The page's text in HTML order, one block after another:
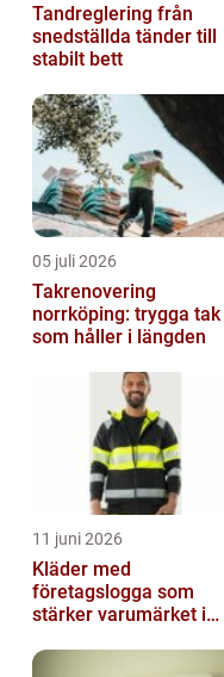
Tandreglering från
snedställda tänder till
stabilt bett
05 juli 2026
Takrenovering
norrköping: trygga tak
som håller i längden
11 juni 2026
Kläder med
företagslogga som
stärker varumärket i